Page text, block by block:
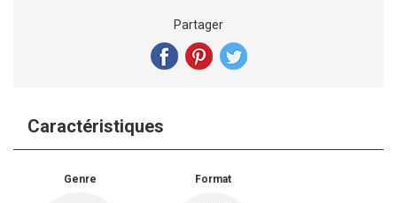
Partager
Caractéristiques
Genre Format